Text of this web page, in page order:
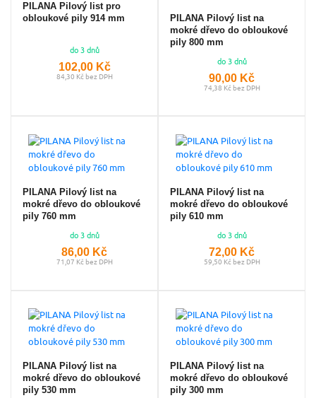
PILANA Pilový list pro
obloukové pily 914 mm
do 3 dnů
102,00 Kč
84,30 Kč bez DPH
PILANA Pilový list na
mokré dřevo do obloukové
pily 800 mm
do 3 dnů
90,00 Kč
74,38 Kč bez DPH
PILANA Pilový list na
mokré dřevo do obloukové
pily 760 mm
do 3 dnů
86,00 Kč
71,07 Kč bez DPH
PILANA Pilový list na
mokré dřevo do obloukové
pily 610 mm
do 3 dnů
72,00 Kč
59,50 Kč bez DPH
PILANA Pilový list na
mokré dřevo do obloukové
pily 530 mm
PILANA Pilový list na
mokré dřevo do obloukové
pily 300 mm